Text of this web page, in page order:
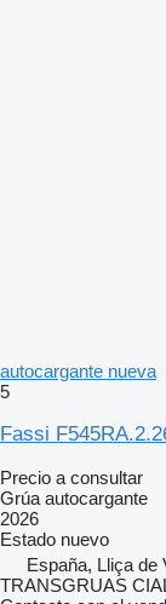
autocargante nueva
5
Fassi
Precio a consultar
Grúa autocargante
2026
Estado nuevo
España, Lliça de
TRANSGRUAS